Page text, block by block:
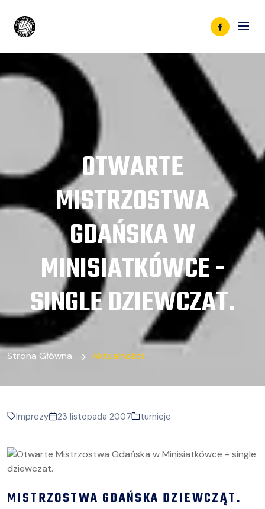
OTWARTE
MISTRZOSTWA
GDAŃSKA W
MINISIATKÓWCE -
SINGLE DZIEWCZAT.
Strona Główna Aktualności
Imprezy 23 listopada 2007 turnieje
MISTRZOSTWA GDAŃSKA DZIEWCZĄT.